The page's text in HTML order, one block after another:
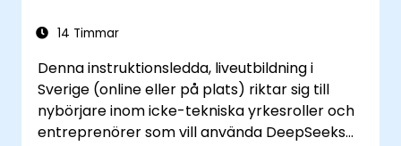
14 Timmar
Denna instruktionsledda, liveutbildning i
Sverige (online eller på plats) riktar sig till
nybörjare inom icke-tekniska yrkesroller och
entreprenörer som vill använda DeepSeeks